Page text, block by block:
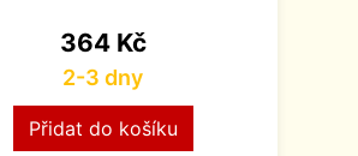
Cena
364 Kč
2-3 dny
Přidat do košíku